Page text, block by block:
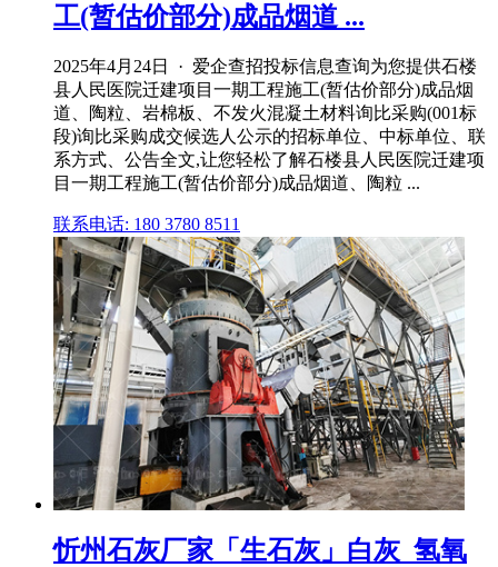
工(暂估价部分)成品烟道 ...
2025年4月24日 · 爱企查招投标信息查询为您提供石楼
县人民医院迁建项目一期工程施工(暂估价部分)成品烟
道、陶粒、岩棉板、不发火混凝土材料询比采购(001标
段)询比采购成交候选人公示的招标单位、中标单位、联
系方式、公告全文,让您轻松了解石楼县人民医院迁建项
目一期工程施工(暂估价部分)成品烟道、陶粒 ...
联系电话: 180 3780 8511
忻州石灰厂家「生石灰」白灰_氢氧